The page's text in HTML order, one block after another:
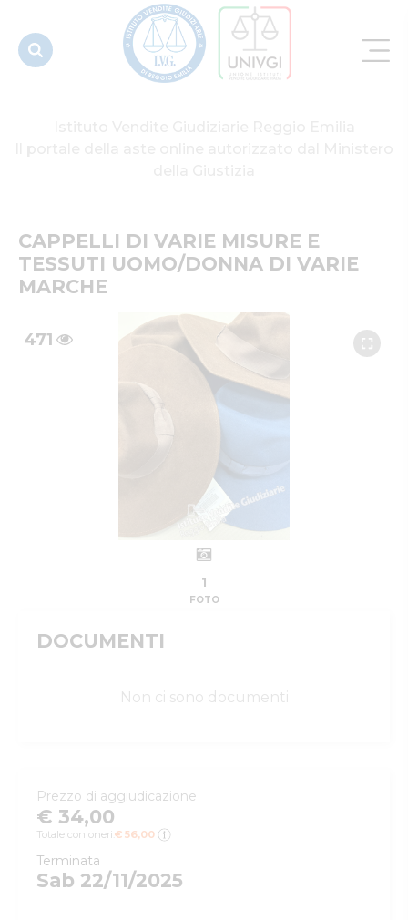
MARCHE
CAPPELLI DI VARIE MISURE E
TESSUTI UOMO/DONNA DI VARIE
MARCHE
471
1
FOTO
DOCUMENTI
Non ci sono documenti
Prezzo di aggiudicazione
€ 34,00
Totale con oneri: € 56,00
Terminata
Sab 22/11/2025